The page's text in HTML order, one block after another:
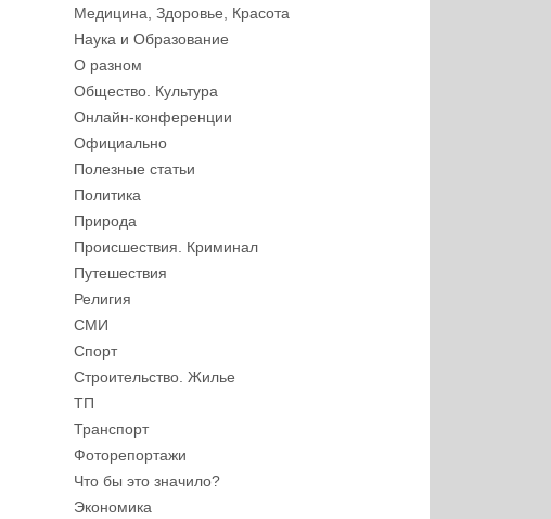
Медицина, Здоровье, Красота
Наука и Образование
О разном
Общество. Культура
Онлайн-конференции
Официально
Полезные статьи
Политика
Природа
Происшествия. Криминал
Путешествия
Религия
СМИ
Спорт
Строительство. Жилье
ТП
Транспорт
Фоторепортажи
Что бы это значило?
Экономика